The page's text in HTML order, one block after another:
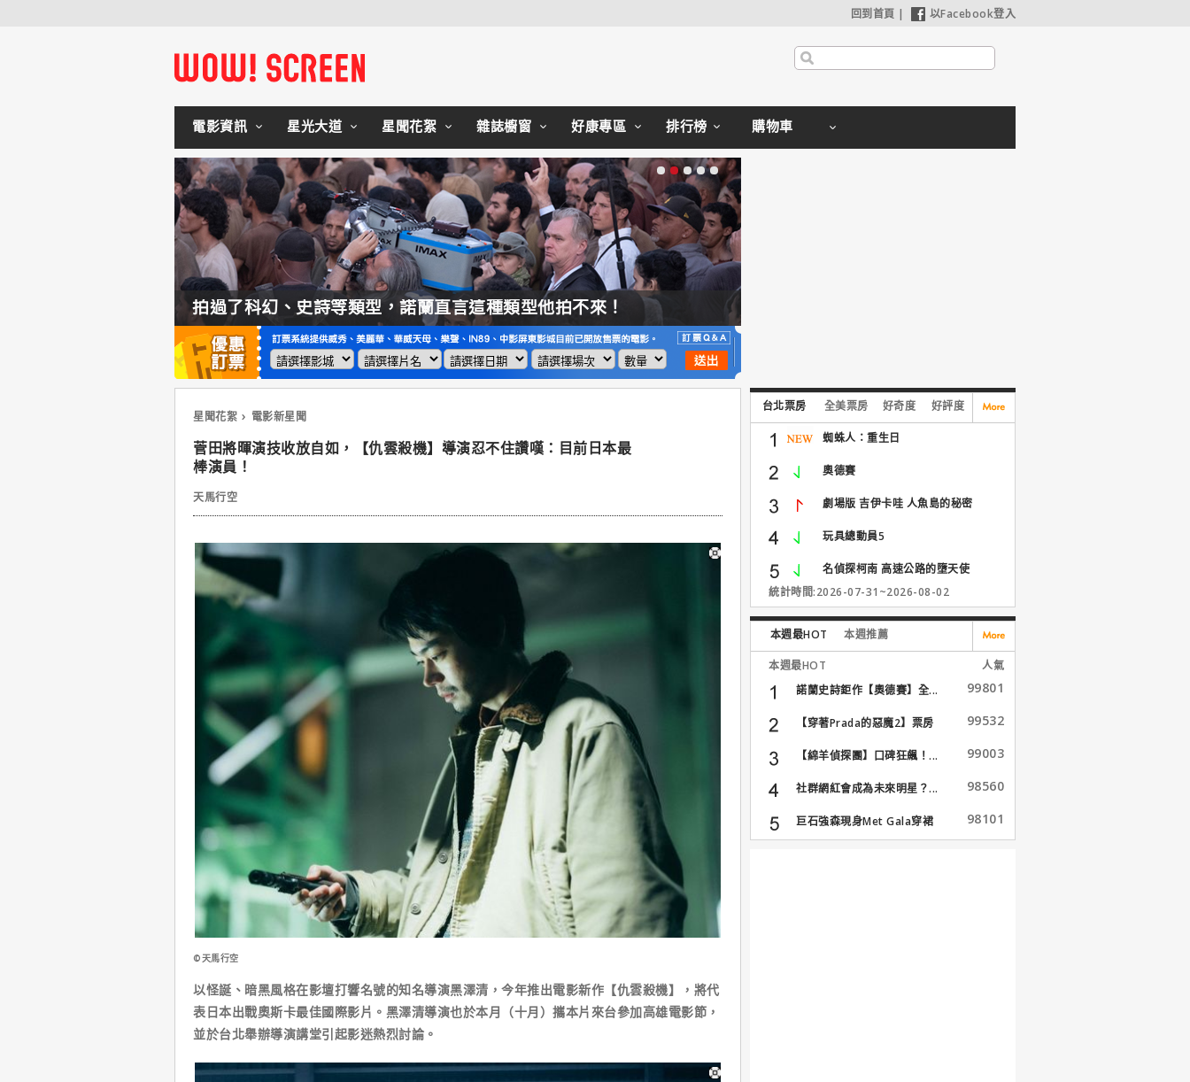
回到首頁 | 以Facebook登入
電影資訊 星光大道 星聞花絮 雜誌櫥窗 好康專區 排行榜 購物車
拍過了科幻、史詩等類型，諾蘭直言這種類型他拍不來！
星聞花絮 電影新星聞
菅田將暉演技收放自如，【仇雲殺機】導演忍不住讚嘆：目前日本最
棒演員！
天馬行空
©天馬行空
以怪誕、暗黑風格在影壇打響名號的知名導演黑澤清，今年推出電影新作【仇雲殺機】，將代
表日本出戰奧斯卡最佳國際影片。黑澤清導演也於本月（十月）攜本片來台參加高雄電影節，
並於台北舉辦導演講堂引起影迷熱烈討論。
台北票房 全美票房 好奇度 好評度
蜘蛛人：重生日
奧德賽
劇場版 吉伊卡哇 人魚島的秘密
玩具總動員5
名偵探柯南 高速公路的墮天使
統計時間:2026-07-31~2026-08-02
本週最HOT 本週推薦
本週最HOT
人氣
諾蘭史詩鉅作【奧德賽】全...
99801
【穿著Prada的惡魔2】票房
99532
【綿羊偵探團】口碑狂飆！... 99003
社群網紅會成為未來明星？... 98560
巨石強森現身Met Gala穿裙
子...
98101